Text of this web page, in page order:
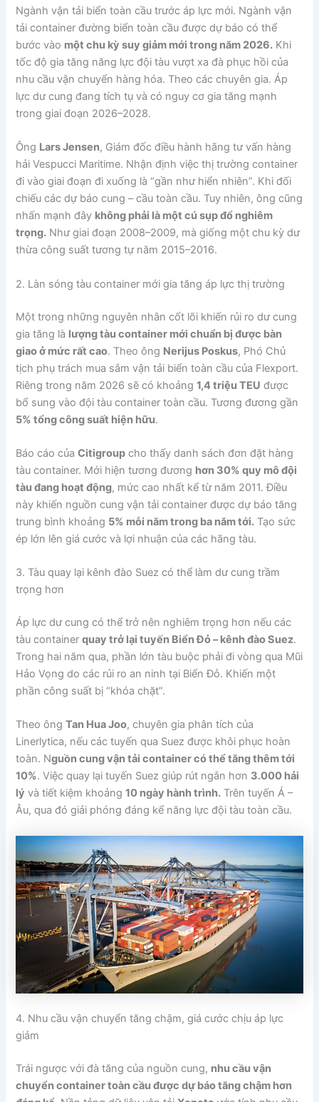
Ngành vận tải biển toàn cầu trước áp lực mới. Ngành vận
tải container đường biển toàn cầu được dự báo có thể
bước vào một chu kỳ suy giảm mới trong năm 2026. Khi
tốc độ gia tăng năng lực đội tàu vượt xa đà phục hồi của
nhu cầu vận chuyển hàng hóa. Theo các chuyên gia. Áp
lực dư cung đang tích tụ và có nguy cơ gia tăng mạnh
trong giai đoạn 2026–2028.
Ông Lars Jensen, Giám đốc điều hành hãng tư vấn hàng
hải Vespucci Maritime. Nhận định việc thị trường container
đi vào giai đoạn đi xuống là “gần như hiển nhiên”. Khi đối
chiếu các dự báo cung – cầu toàn cầu. Tuy nhiên, ông cũng
nhấn mạnh đây không phải là một cú sụp đổ nghiêm
trọng. Như giai đoạn 2008–2009, mà giống một chu kỳ dư
thừa công suất tương tự năm 2015–2016.
2. Làn sóng tàu container mới gia tăng áp lực thị trường
Một trong những nguyên nhân cốt lõi khiến rủi ro dư cung
gia tăng là lượng tàu container mới chuẩn bị được bàn
giao ở mức rất cao. Theo ông Nerijus Poskus, Phó Chủ
tịch phụ trách mua sắm vận tải biển toàn cầu của Flexport.
Riêng trong năm 2026 sẽ có khoảng1,4 triệu TEU được
bổ sung vào đội tàu container toàn cầu. Tương đương gần
5% tổng công suất hiện hữu.
Báo cáo củaCitigroup cho thấy danh sách đơn đặt hàng
tàu container. Mới hiện tương đương hơn 30% quy mô đội
tàu đang hoạt động, mức cao nhất kể từ năm 2011. Điều
này khiến nguồn cung vận tải container được dự báo tăng
trung bình khoảng 5% mỗi năm trong ba năm tới. Tạo sức
ép lớn lên giá cước và lợi nhuận của các hãng tàu.
3. Tàu quay lại kênh đào Suez có thể làm dư cung trầm
trọng hơn
Áp lực dư cung có thể trở nên nghiêm trọng hơn nếu các
tàu containerquay trở lại tuyến Biển Đỏ – kênh đào Suez.
Trong hai năm qua, phần lớn tàu buộc phải đi vòng qua Mũi
Hảo Vọng do các rủi ro an ninh tại Biển Đỏ. Khiến một
phần công suất bị “khóa chặt”.
Theo ôngTan Hua Joo, chuyên gia phân tích của
Linerlytica, nếu các tuyến qua Suez được khôi phục hoàn
toàn. Nguồn cung vận tải container có thể tăng thêm tới
10%. Việc quay lại tuyến Suez giúp rút ngắn hơn 3.000 hải
lý và tiết kiệm khoảng10 ngày hành trình. Trên tuyến Á –
Âu, qua đó giải phóng đáng kể năng lực đội tàu toàn cầu.
4. Nhu cầu vận chuyển tăng chậm, giá cước chịu áp lực
giảm
Trái ngược với đà tăng của nguồn cung, nhu cầu vận
chuyển container toàn cầu được dự báo tăng chậm hơn